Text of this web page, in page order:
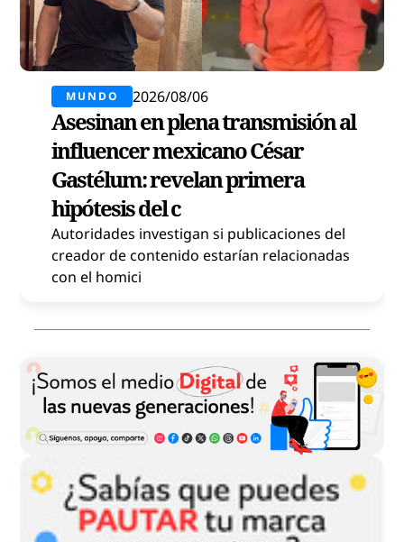
MUNDO 2026/08/06
Asesinan en plena transmisión al
influencer mexicano César
Gastélum: revelan primera
hipótesis del c
Autoridades investigan si publicaciones del
creador de contenido estarían relacionadas
con el homici